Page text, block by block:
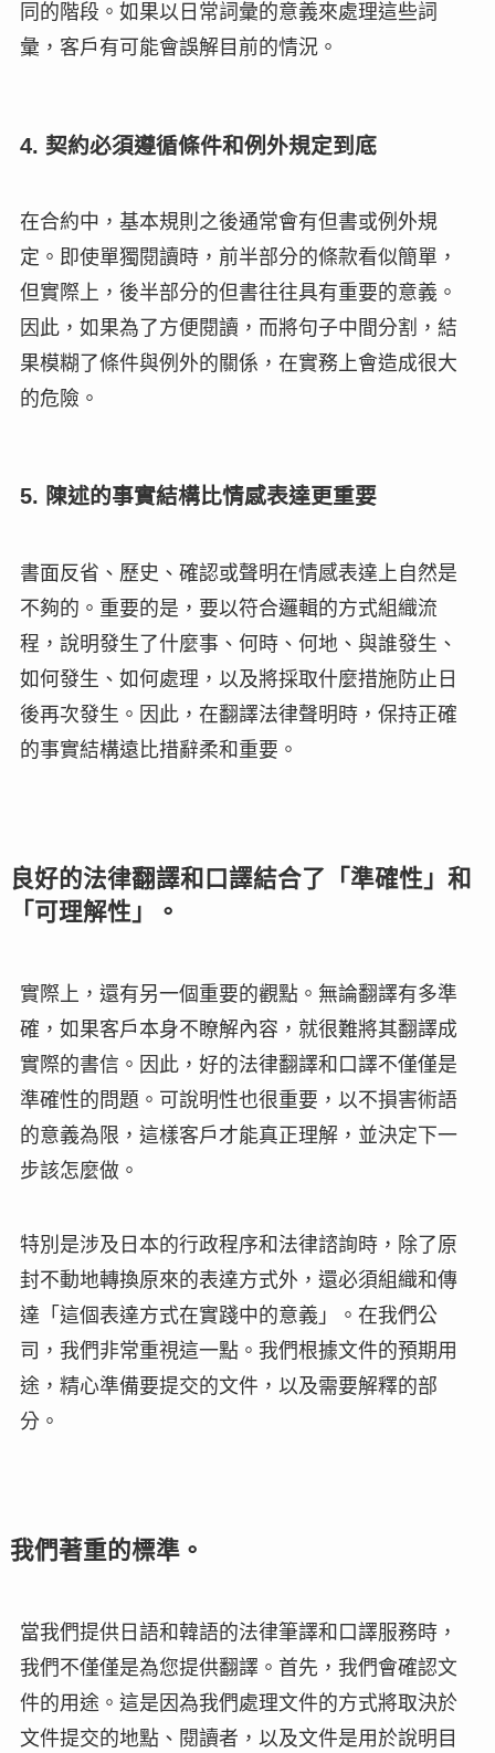
同的階段。如果以日常詞彙的意義來處理這些詞
彙，客戶有可能會誤解目前的情況。
4. 契約必須遵循條件和例外規定到底
在合約中，基本規則之後通常會有但書或例外規
定。即使單獨閱讀時，前半部分的條款看似簡單，
但實際上，後半部分的但書往往具有重要的意義。
因此，如果為了方便閱讀，而將句子中間分割，結
果模糊了條件與例外的關係，在實務上會造成很大
的危險。
5. 陳述的事實結構比情感表達更重要
書面反省、歷史、確認或聲明在情感表達上自然是
不夠的。重要的是，要以符合邏輯的方式組織流
程，說明發生了什麼事、何時、何地、與誰發生、
如何發生、如何處理，以及將採取什麼措施防止日
後再次發生。因此，在翻譯法律聲明時，保持正確
的事實結構遠比措辭柔和重要。
良好的法律翻譯和口譯結合了「準確性」和
「可理解性」。
實際上，還有另一個重要的觀點。無論翻譯有多準
確，如果客戶本身不瞭解內容，就很難將其翻譯成
實際的書信。因此，好的法律翻譯和口譯不僅僅是
準確性的問題。可說明性也很重要，以不損害術語
的意義為限，這樣客戶才能真正理解，並決定下一
步該怎麼做。
特別是涉及日本的行政程序和法律諮詢時，除了原
封不動地轉換原來的表達方式外，還必須組織和傳
達「這個表達方式在實踐中的意義」。在我們公
司，我們非常重視這一點。我們根據文件的預期用
途，精心準備要提交的文件，以及需要解釋的部
分。
我們著重的標準。
當我們提供日語和韓語的法律筆譯和口譯服務時，
我們不僅僅是為您提供翻譯。首先，我們會確認文
件的用途。這是因為我們處理文件的方式將取決於
文件提交的地點、閱讀者，以及文件是用於說明目